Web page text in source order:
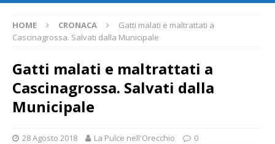
HOME CRONACA
Gatti malati e maltrattati a
Cascinagrossa. Salvati dalla Municipale
Gatti malati e maltrattati a
Cascinagrossa. Salvati dalla
Municipale
28 Agosto 2018 La Pulce nell'Orecchio 0